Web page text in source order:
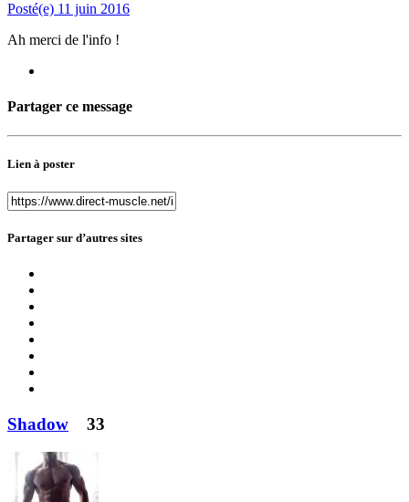
Posté(e) 11 juin 2016
Ah merci de l'info !
Partager ce message
Lien à poster
Partager sur d’autres sites
Shadow 33